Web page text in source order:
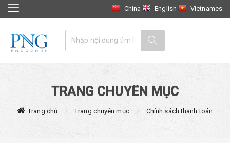
China English Vietnames
TRANG CHUYÊN MỤC
Trang chủ Trang chuyên mục Chính sách thanh toán